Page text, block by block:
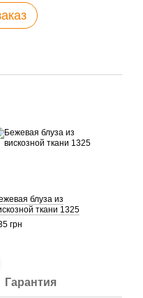
блуза из
ткани 1325
грн
Гарантия